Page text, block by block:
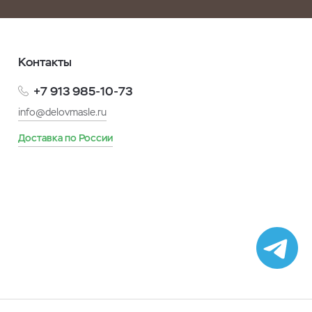
Контакты
+7 913 985-10-73
info@delovmasle.ru
Доставка по России